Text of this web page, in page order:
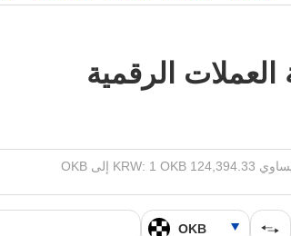
الرقمية